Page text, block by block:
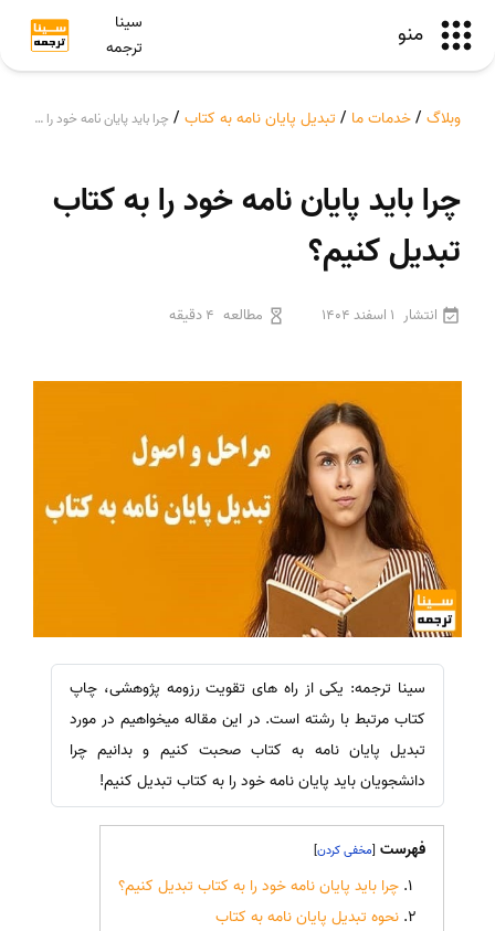
منو
سینا
ترجمه
وبلاگ /خدمات ما / تبدیل پایان نامه به کتاب / چرا باید پایان نامه خود را به کتاب تبدیل کنیم؟
چرا باید پایان نامه خود را به کتاب
تبدیل کنیم؟
انتشار 1 اسفند 1404 مطالعه 4 دقیقه
سینا ترجمه: یکی از راه های تقویت رزومه پژوهشی، چاپ
کتاب مرتبط با رشته است. در این مقاله میخواهیم در مورد
تبدیل پایان نامه به کتاب صحبت کنیم و بدانیم چرا
دانشجویان باید پایان نامه خود را به کتاب تبدیل کنیم!
فهرست [
]
چرا باید پایان نامه خود را به کتاب تبدیل کنیم؟
نحوه تبدیل پایان نامه به کتاب